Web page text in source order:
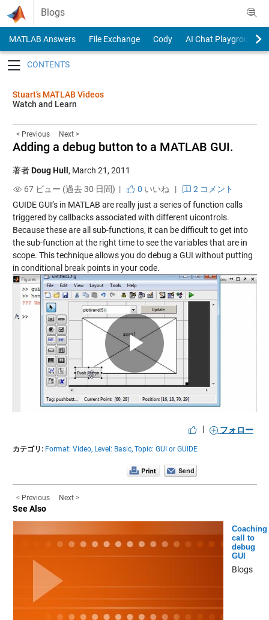
Skip to content
Blogs
MATLAB Answers File Exchange Cody
AI Chat Playground
Stuart’s MATLAB Videos
Watch and Learn
< Previous Next >
Adding a debug button to a MATLAB GUI.
著者Doug Hull , March 21, 2011
67 ビュー (過去 30 日間) |
0 いいね |
2 コメント
GUIDE GUI’s in MATLAB are really just a series of function calls
triggered by callbacks associated with different uicontrols.
Because these are all sub-functions, it can be difficult to get into
the sub-function at the right time to see the variables that are in
scope. This technique allows you do debug a GUI without putting
in conditional break points in your code.
Play
Video
| フォロー
カテゴリ: Format: Video, Level: Basic, Topic: GUI or GUIDE
< Previous Next >
See Also
Coaching
call to
debug
GUI
Blogs